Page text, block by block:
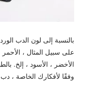
بالنسبة إلى لون الدب
على سبيل المثال ، الأحمر
وفقًا لأفكارك الخاصة ،